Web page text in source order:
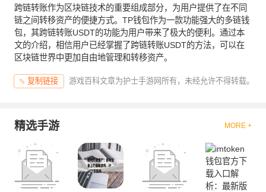
跨链转账作为区块链技术的重要组成部分，为用户提供了在不同
链之间转移资产的便捷方式。TP钱包作为一款功能强大的多链钱
包，其跨链转账USDT的功能为用户带来了极大的便利。通过本
文的介绍，相信用户已经掌握了跨链转账USDT的方法，可以在
区块链世界中更加自由地管理和转移资产。
复制链接 游戏百科文章为护士手游网所有，未经允许不得转载。
精选手游 MORE +